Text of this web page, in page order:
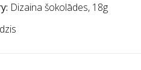
Dizaina šokolādes, 18g